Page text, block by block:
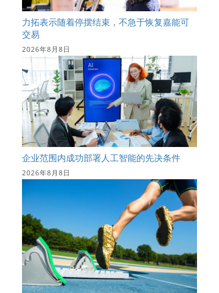
力拓表示随着停摆结束，不急于恢复嘉能可
交易
2026年8月8日
企业范围内成功部署人工智能的先决条件
2026年8月8日